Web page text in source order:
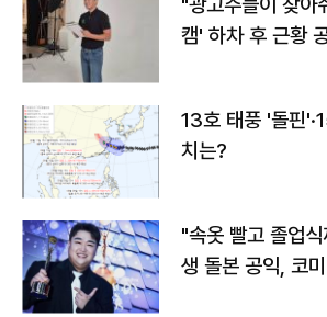
캠' 하차 후 근황
13호 태풍 '돌핀
치는?
"속옷 빨고 졸업
생 돌본 공익, 코